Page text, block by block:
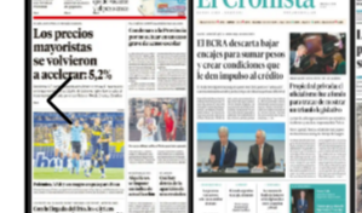
GOLD
ORAN